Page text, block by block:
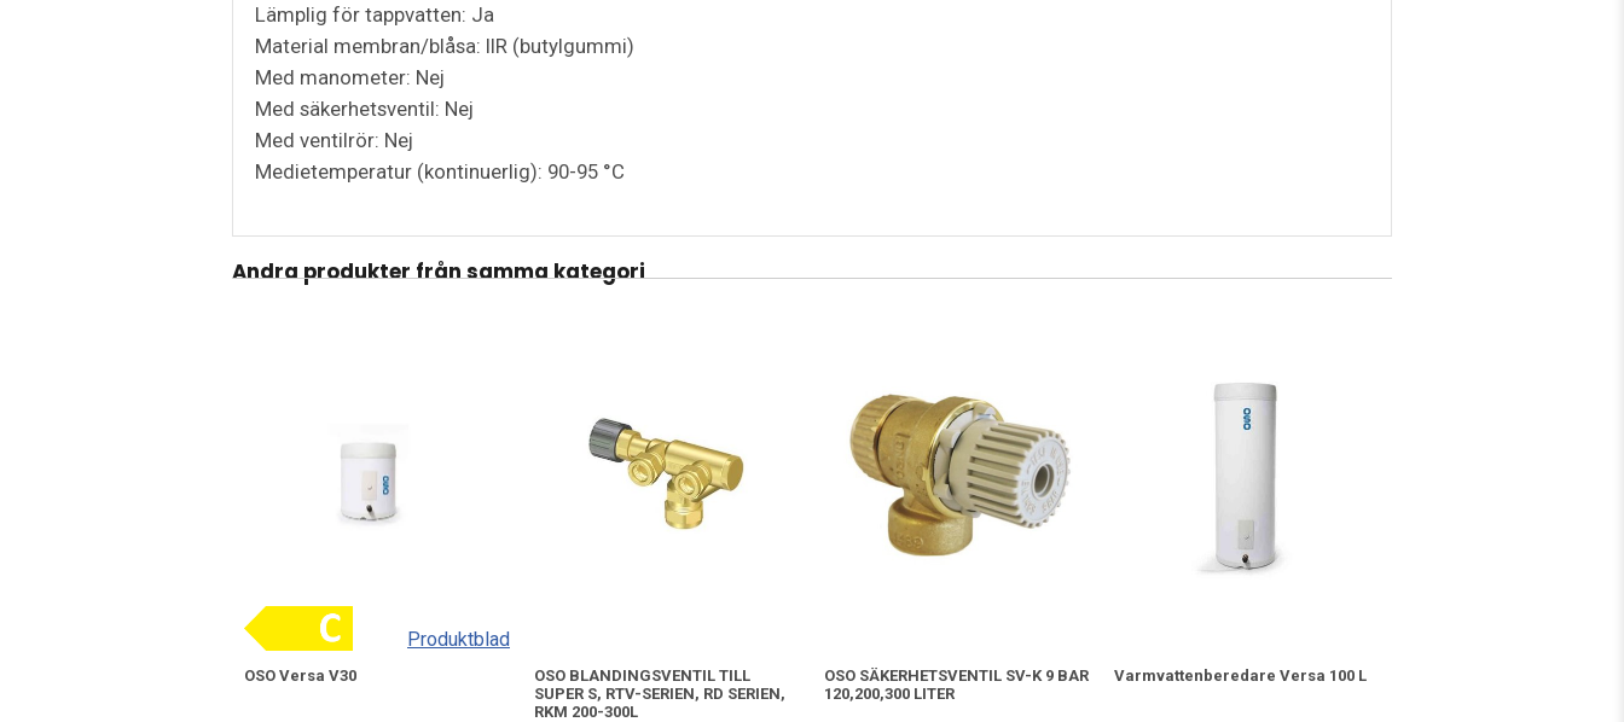
Lämplig för tappvatten: Ja
Material membran/blåsa: IIR (butylgummi)
Med manometer: Nej
Med säkerhetsventil: Nej
Med ventilrör: Nej
Medietemperatur (kontinuerlig): 90-95 °C
Andra produkter från samma kategori
Produktblad
OSO Versa V30
OSO BLANDINGSVENTIL TILL
SUPER S, RTV-SERIEN, RD SERIEN,
RKM 200-300L
OSO SÄKERHETSVENTIL SV-K 9 BAR
120,200,300 LITER
Varmvattenberedare Versa 100 L